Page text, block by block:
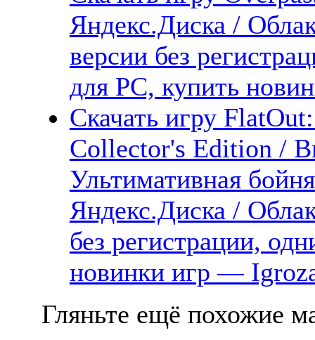
Яндекс.Диска /
версии без
для PC, купить
Скачать игру
Collector's Edition /
Ультимативная
Яндекс.Диска /
без регистрации,
новинки игр —
Гляньте ещё похожие